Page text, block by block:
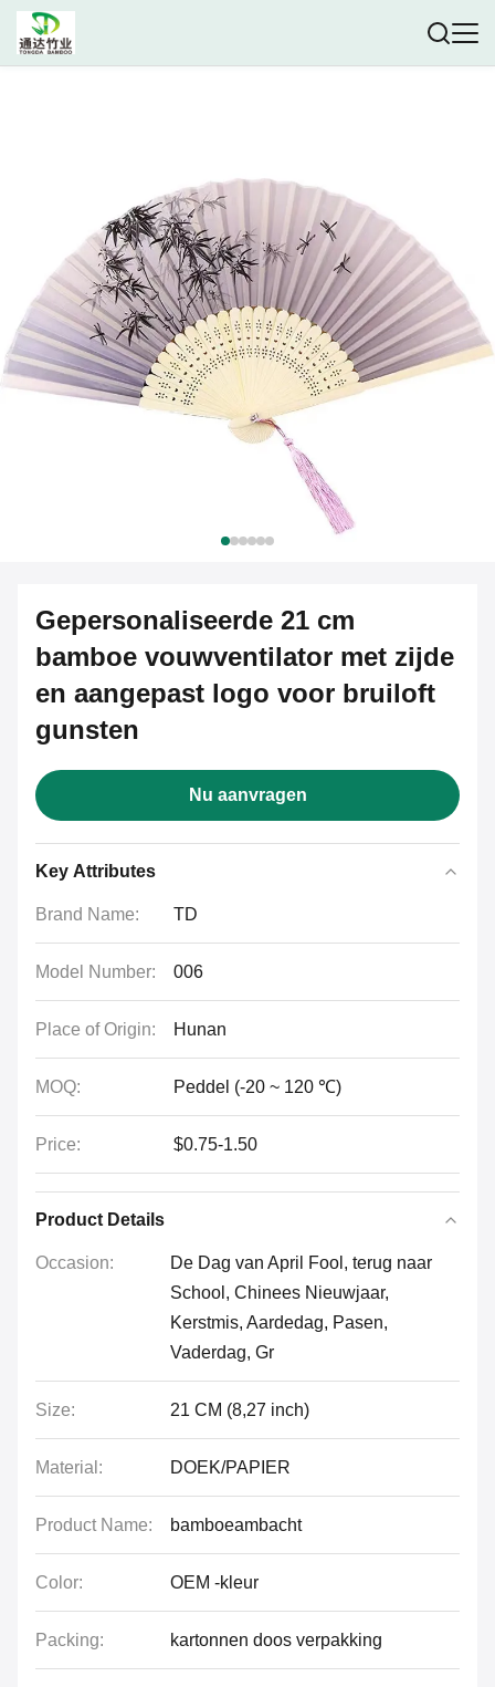
Gepersonaliseerde 21 cm
bamboe vouwventilator met zijde
en aangepast logo voor bruiloft
gunsten
Nu aanvragen
Key Attributes
Brand Name: TD
Model Number: 006
Place of Origin: Hunan
MOQ: Peddel (-20 ~ 120 ℃)
Price: $0.75-1.50
Product Details
Occasion:
De Dag van April Fool, terug naar
School, Chinees Nieuwjaar,
Kerstmis, Aardedag, Pasen,
Vaderdag, Gr
Size: 21 CM (8,27 inch)
Material: DOEK/PAPIER
Product Name: bamboeambacht
Color: OEM -kleur
Packing: kartonnen doos verpakking